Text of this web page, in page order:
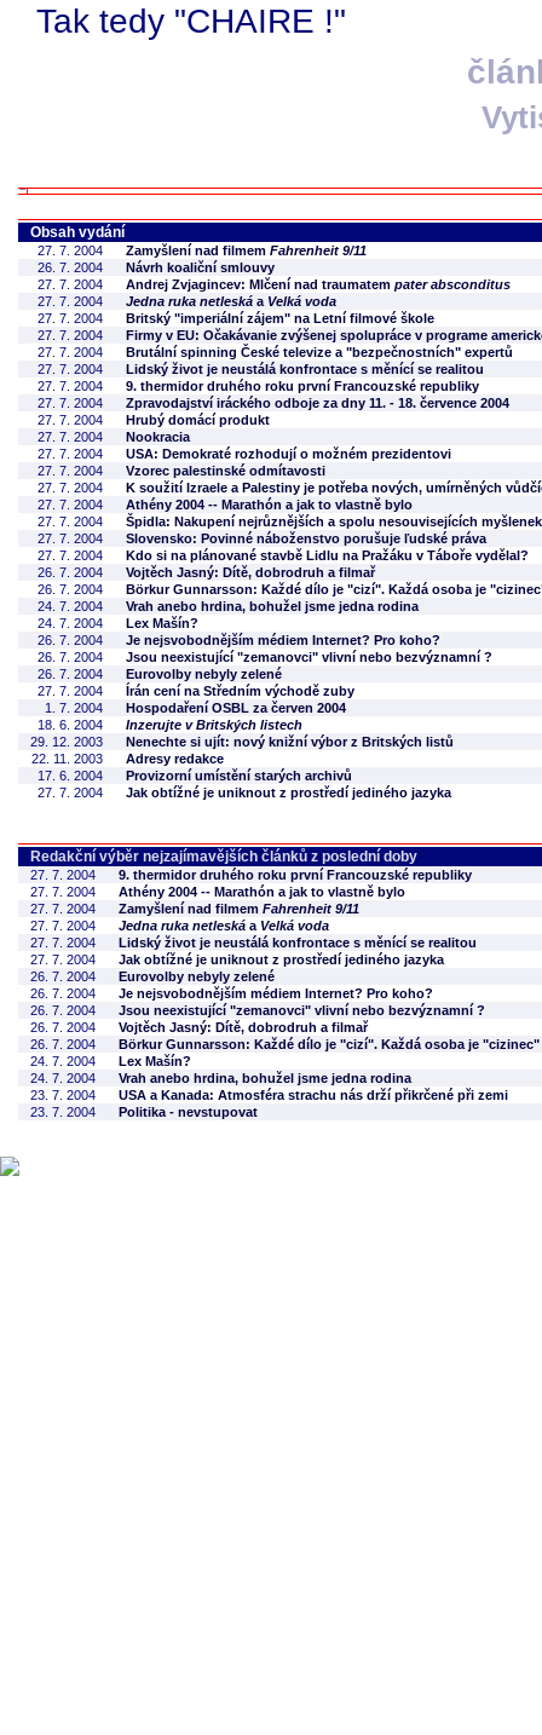
Tak tedy "CHAIRE !"
Obsah vydání
27. 7. 2004 Zamyšlení nad filmem Fahrenheit 9/11
26. 7. 2004
Návrh koaliční smlouvy
27. 7. 2004
Andrej Zvjagincev: Mlčení nad traumatem pater absconditus
27. 7. 2004
Jedna ruka netleská a Velká voda
27. 7. 2004
Britský "imperiální zájem" na Letní filmové škole
27. 7. 2004
Firmy v EU: Očakávanie zvýšenej spolupráce v programe
27. 7. 2004
Brutální spinning České televize a "bezpečnostních" expertů
27. 7. 2004
Lidský život je neustálá konfrontace s měnící se realitou
27. 7. 2004
9. thermidor druhého roku první Francouzské republiky
27. 7. 2004
Zpravodajství iráckého odboje za dny 11. - 18. července 2004
27. 7. 2004
Hrubý domácí produkt
27. 7. 2004
Nookracia
27. 7. 2004
USA: Demokraté rozhodují o možném prezidentovi
27. 7. 2004
Vzorec palestinské odmítavosti
27. 7. 2004
K soužití Izraele a Palestiny je potřeba nových, umírněných
27. 7. 2004
Athény 2004 -- Marathón a jak to vlastně bylo
27. 7. 2004
Špidla: Nakupení nejrůznějších a spolu nesouvisejících myšlenek
27. 7. 2004
Slovensko: Povinné náboženstvo porušuje ľudské práva
27. 7. 2004
Kdo si na plánované stavbě Lidlu na Pražáku v Táboře vydělal?
26. 7. 2004
Vojtěch Jasný: Dítě, dobrodruh a filmař
26. 7. 2004
Börkur Gunnarsson: Každé dílo je "cizí". Každá osoba je
24. 7. 2004
Vrah anebo hrdina, bohužel jsme jedna rodina
24. 7. 2004
Lex Mašín?
26. 7. 2004
Je nejsvobodnějším médiem Internet? Pro koho?
26. 7. 2004
Jsou neexistující "zemanovci" vlivní nebo bezvýznamní ?
26. 7. 2004
Eurovolby nebyly zelené
27. 7. 2004
Írán cení na Středním východě zuby
1. 7. 2004
Hospodaření OSBL za červen 2004
18. 6. 2004
Inzerujte v Britských listech
29. 12. 2003
Nenechte si ujít: nový knižní výbor z Britských listů
22. 11. 2003
Adresy redakce
17. 6. 2004
Provizorní umístění starých archivů
27. 7. 2004
Jak obtížné je uniknout z prostředí jediného jazyka
Redakční výběr nejzajímavějších článků z poslední doby
27. 7. 2004
9. thermidor druhého roku první Francouzské republiky
27. 7. 2004
Athény 2004 -- Marathón a jak to vlastně bylo
27. 7. 2004
Zamyšlení nad filmem Fahrenheit 9/11
27. 7. 2004
Jedna ruka netleská a Velká voda
27. 7. 2004
Lidský život je neustálá konfrontace s měnící se realitou
27. 7. 2004
Jak obtížné je uniknout z prostředí jediného jazyka
26. 7. 2004
Eurovolby nebyly zelené
26. 7. 2004
Je nejsvobodnějším médiem Internet? Pro koho?
26. 7. 2004
Jsou neexistující "zemanovci" vlivní nebo bezvýznamní ?
26. 7. 2004
Vojtěch Jasný: Dítě, dobrodruh a filmař
26. 7. 2004
Börkur Gunnarsson: Každé dílo je "cizí". Každá osoba je "cizinec"
24. 7. 2004
Lex Mašín?
24. 7. 2004
Vrah anebo hrdina, bohužel jsme jedna rodina
23. 7. 2004
USA a Kanada: Atmosféra strachu nás drží přikrčené při zemi
23. 7. 2004
Politika - nevstupovat